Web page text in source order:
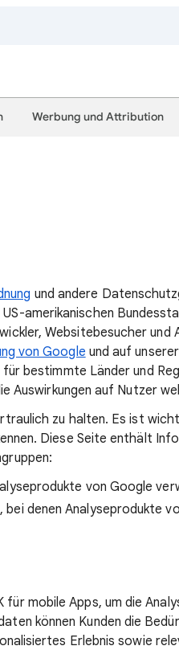
Werbung und Attribution
und andere
amerikanischen
Websitebesucher und
von Google und auf
bestimmte Länder und
Auswirkungen auf Nutzer
zu halten. Es ist
Diese Seite enthält
von Google
denen Analyseprodukte
für mobile Apps, um die
können Kunden die
Erlebnis sowie